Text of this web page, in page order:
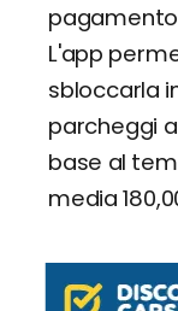
L'app
sbloccarla
parcheggi
base al
media